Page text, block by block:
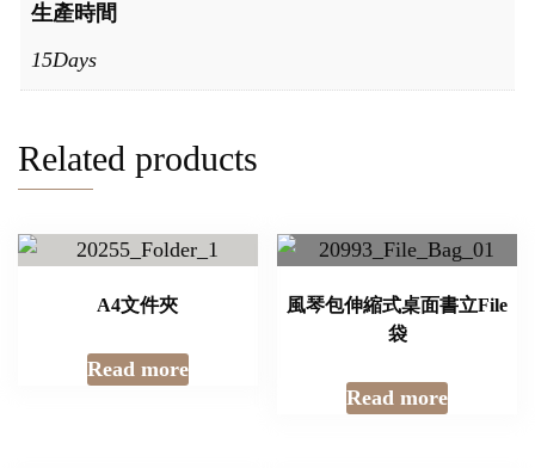
生產時間
15Days
Related products
A4文件夾
Read more
風琴包伸縮式桌面書立File
袋
Read more